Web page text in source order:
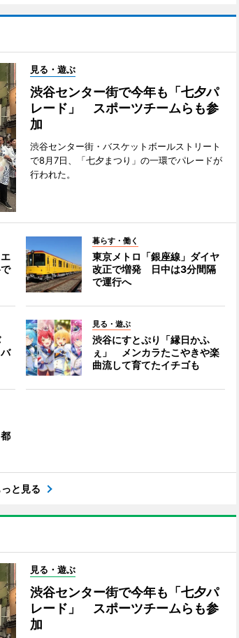
見る・遊ぶ
渋谷センター街で今年も「七夕パ
レード」 スポーツチームらも参
加
渋谷センター街・バスケットボールストリート
で8月7日、「七夕まつり」の一環でパレードが
行われた。
暮らす・働く
東京メトロ「銀座線」ダイヤ
改正で増発 日中は3分間隔
で運行へ
見る・遊ぶ
渋谷にすとぷり「縁日かふ
ぇ」 メンカラたこやきや楽
曲流して育てたイチゴも
っと見る
見る・遊ぶ
渋谷センター街で今年も「七夕パ
レード」 スポーツチームらも参
加